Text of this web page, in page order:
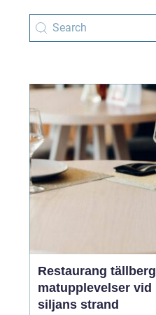
Restaurang tällberg
matupplevelser vid
siljans strand